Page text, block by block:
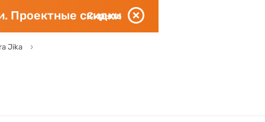
Проектные скидки
Скрыть
Jika